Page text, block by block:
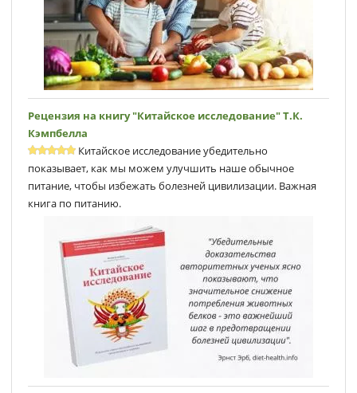
Рецензия на книгу "Китайское исследование" Т.К.
Кэмпбеллa
Китайское исследование убедительно
показывает, как мы можем улучшить наше обычное
питание, чтобы избежать болезней цивилизации. Важная
книга по питанию.